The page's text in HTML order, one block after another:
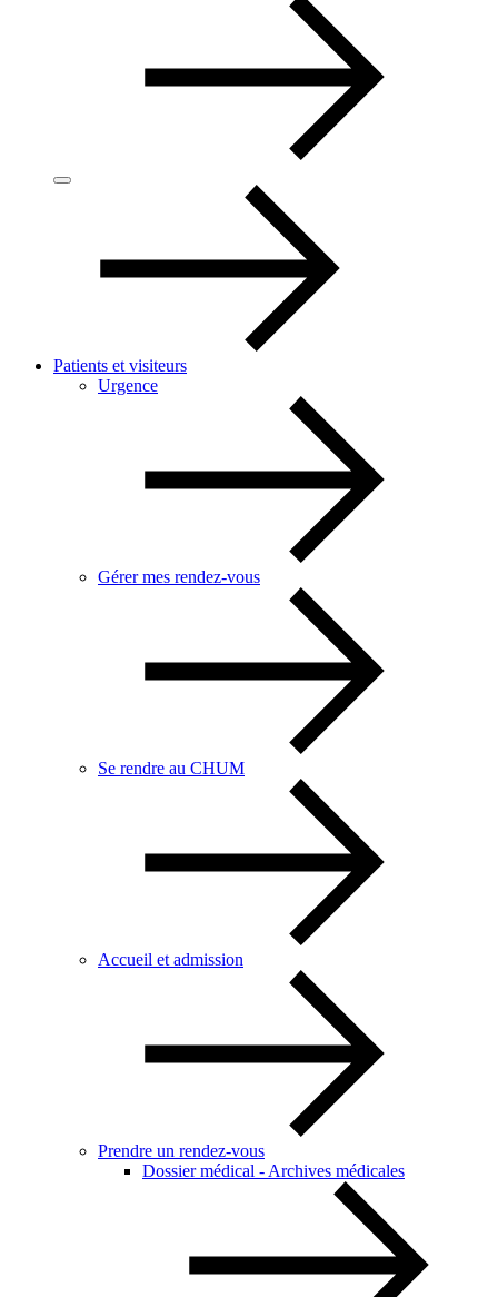
Patients et visiteurs
Urgence
Gérer mes rendez-vous
Se rendre au CHUM
Accueil et admission
Prendre un rendez-vous
Dossier médical - Archives médicales